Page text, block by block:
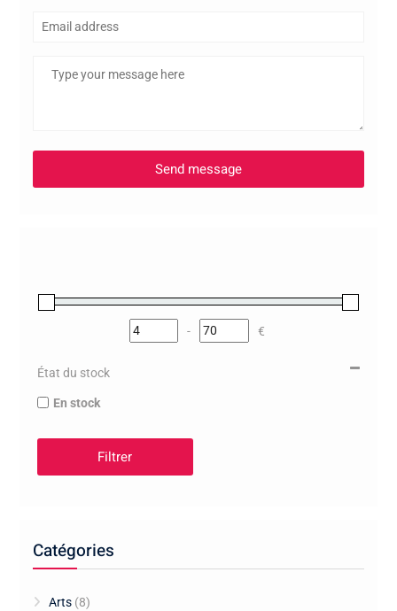
Minimum Price
-
Maximum Price
€
État du stock
En stock
Filtrer
Catégories
Arts (8)